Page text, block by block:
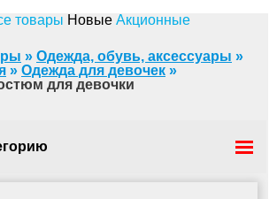
товары Новые Акционные
» Одежда, обувь, аксессуары »
» Одежда для девочек »
для девочки